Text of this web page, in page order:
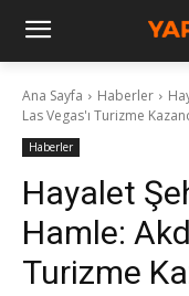
Ana Sayfa Haberler
Las Vegas'ı Turizme
Haberler
Hayalet
Hamle:
Turizme